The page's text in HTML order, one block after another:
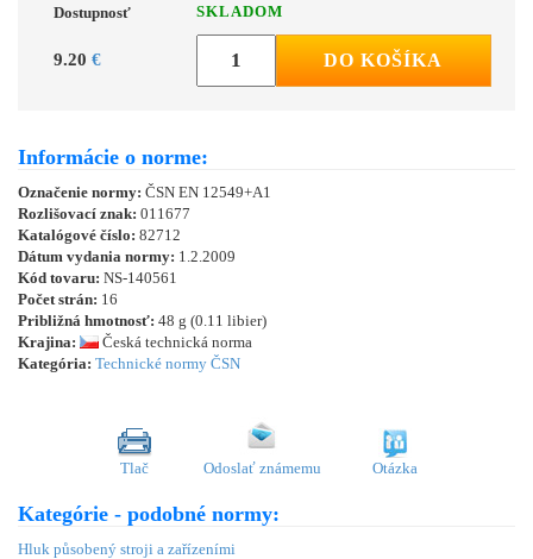
Dostupnosť SKLADOM
9.20 € DO KOŠÍKA
Informácie o norme:
Označenie normy: ČSN EN 12549+A1
Rozlišovací znak: 011677
Katalógové číslo: 82712
Dátum vydania normy: 1.2.2009
Kód tovaru: NS-140561
Počet strán: 16
Približná hmotnosť: 48 g (0.11 libier)
Krajina:
Česká technická norma
Kategória: Technické normy ČSN
Tlač Odoslať známemu Otázka
Kategórie - podobné normy:
Hluk působený stroji a zařízeními